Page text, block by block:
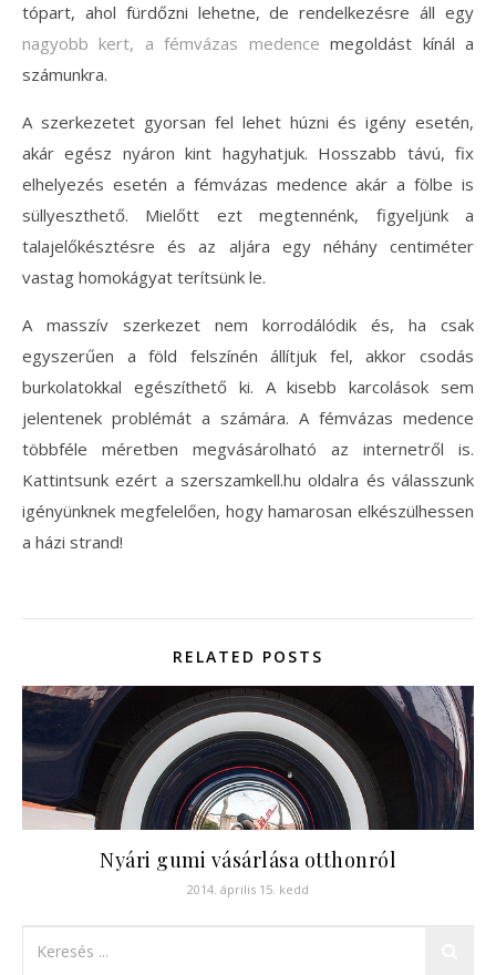
tópart, ahol fürdőzni lehetne, de rendelkezésre áll egy
nagyobb kert, a fémvázas medence megoldást kínál a
számunkra.
A szerkezetet gyorsan fel lehet húzni és igény esetén,
akár egész nyáron kint hagyhatjuk. Hosszabb távú, fix
elhelyezés esetén a fémvázas medence akár a fölbe is
süllyeszthető. Mielőtt ezt megtennénk, figyeljünk a
talajelőkésztésre és az aljára egy néhány centiméter
vastag homokágyat terítsünk le.
A masszív szerkezet nem korrodálódik és, ha csak
egyszerűen a föld felszínén állítjuk fel, akkor csodás
burkolatokkal egészíthető ki. A kisebb karcolások sem
jelentenek problémát a számára. A fémvázas medence
többféle méretben megvásárolható az internetről is.
Kattintsunk ezért a szerszamkell.hu oldalra és válasszunk
igényünknek megfelelően, hogy hamarosan elkészülhessen
a házi strand!
RELATED POSTS
Nyári gumi vásárlása otthonról
2014. április 15. kedd